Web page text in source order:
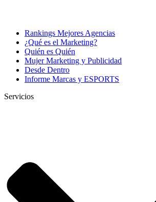
Rankings Mejores Agencias
¿Qué es el Marketing?
Quién es Quién
Mujer Marketing y Publicidad
Desde Dentro
Informe Marcas y ESPORTS
Servicios